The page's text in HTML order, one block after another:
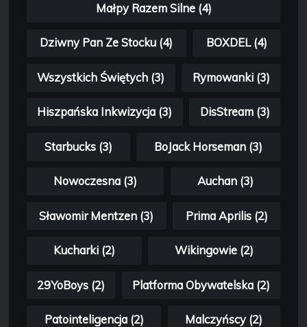
Małpy Razem Silne (4)
Dziwny Pan Ze Stocku (4) BOXDEL (4)
Wszystkich Świętych (3) Rymowanki (3)
Hiszpańska Inkwizycja (3) DisStream (3)
Starbucks (3) BoJack Horseman (3)
Nowoczesna (3) Auchan (3)
Sławomir Mentzen (3) Prima Aprilis (2)
Kucharki (2) Wikingowie (2)
29YoBoys (2) Platforma Obywatelska (2)
Patointeligencja (2) Malczyńscy (2)